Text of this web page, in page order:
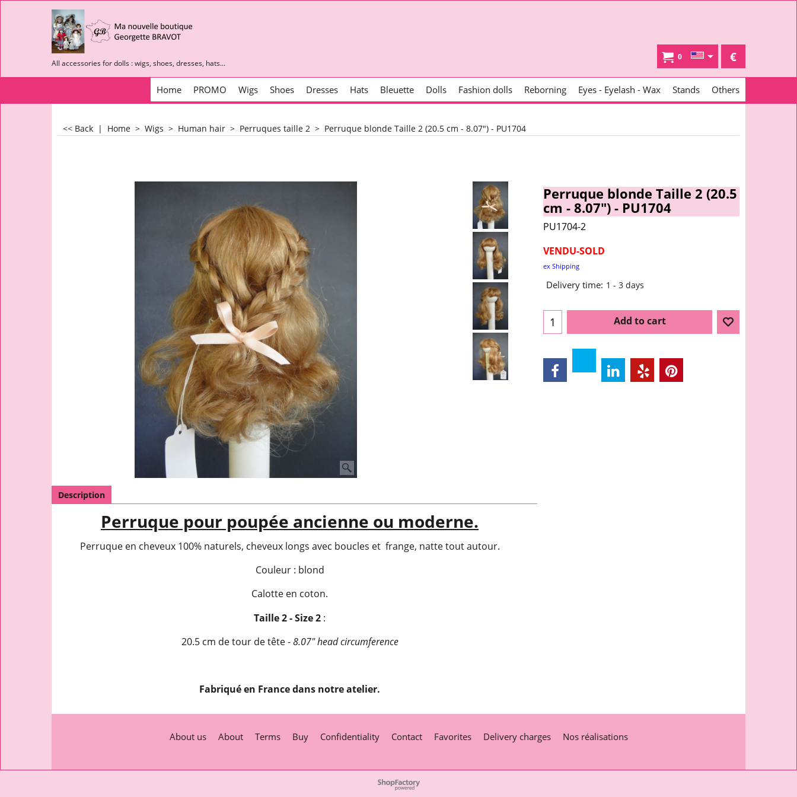
All accessories for dolls : wigs, shoes, dresses, hats...
0 €
Home PROMO Wigs Shoes Dresses Hats Bleuette Dolls Fashion dolls Reborning Eyes - Eyelash - Wax Stands Others
<< Back | Home > Wigs > Human hair > Perruques taille 2 > Perruque blonde Taille 2 (20.5 cm - 8.07") - PU1704
Perruque blonde Taille 2 (20.5
cm - 8.07") - PU1704
PU1704-2
VENDU-SOLD
ex Shipping
Delivery time: 1 - 3 days
Add to cart
Description
Perruque pour poupée ancienne ou moderne.
Perruque en cheveux 100% naturels, cheveux longs avec boucles et frange, natte tout autour.
Couleur : blond
Calotte en coton.
Taille 2 - Size 2 :
20.5 cm de tour de tête -8.07" head circumference
Fabriqué en France dans notre atelier.
About us About Terms Buy Confidentiality Contact Favorites Delivery charges Nos réalisations
To create online store
ShopFactory eCommerce